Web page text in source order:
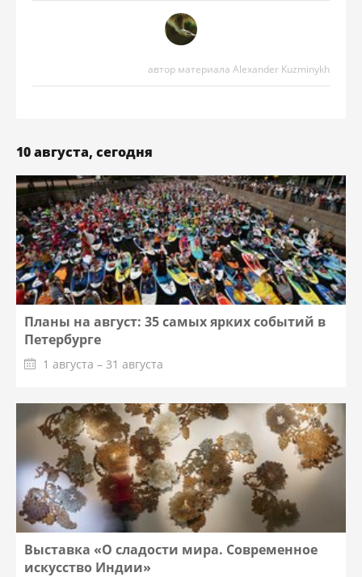
автор материала Alexander Kuzminykh
10 августа, сегодня
Планы на август: 35 самых ярких событий в
Петербурге
1 августа – 31 августа
Выставка «О сладости мира. Современное
искусство Индии»